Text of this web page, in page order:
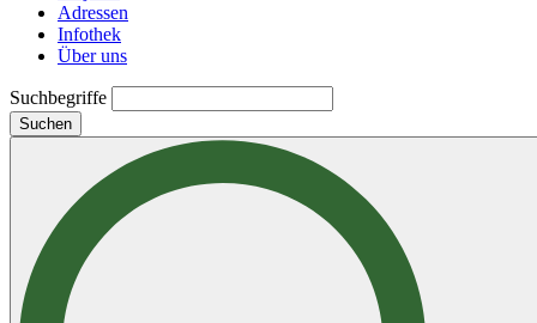
Adressen
Infothek
Über uns
Suchbegriffe
Suchen